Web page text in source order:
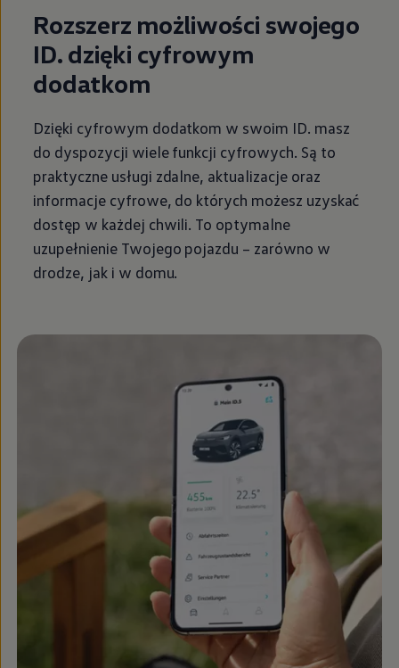
Rozszerz możliwości swojego
ID. dzięki cyfrowym
dodatkom
Dzięki cyfrowym dodatkom w swoim ID. masz
do dyspozycji wiele funkcji cyfrowych. Są to
praktyczne usługi zdalne, aktualizacje oraz
informacje cyfrowe, do których możesz uzyskać
dostęp w każdej chwili. To optymalne
uzupełnienie Twojego pojazdu – zarówno w
drodze, jak i w domu.